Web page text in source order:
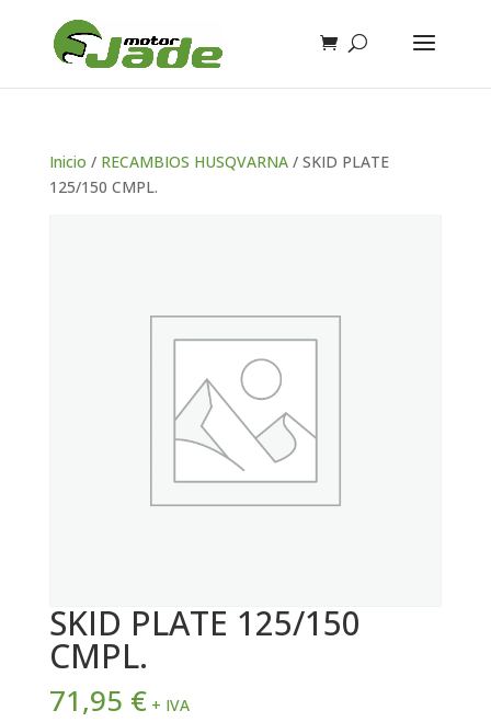
Inicio / RECAMBIOS HUSQVARNA/ SKID PLATE
125/150 CMPL.
SKID PLATE 125/150
CMPL.
71,95 € + IVA